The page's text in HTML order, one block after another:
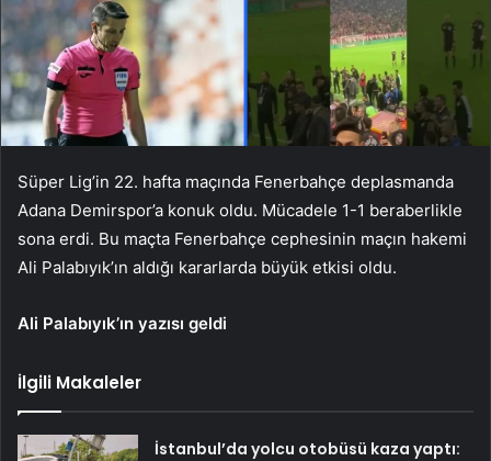
Süper Lig’in 22. hafta maçında Fenerbahçe deplasmanda
Adana Demirspor’a konuk oldu. Mücadele 1-1 beraberlikle
sona erdi. Bu maçta Fenerbahçe cephesinin maçın hakemi
Ali Palabıyık’ın aldığı kararlarda büyük etkisi oldu.
Ali Palabıyık’ın yazısı geldi
İlgili Makaleler
İstanbul’da yolcu otobüsü kaza yaptı: